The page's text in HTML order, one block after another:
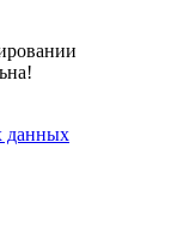
данных